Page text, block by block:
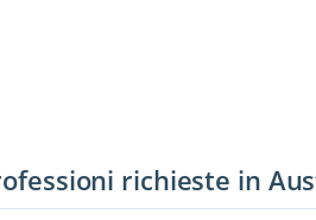
richieste in